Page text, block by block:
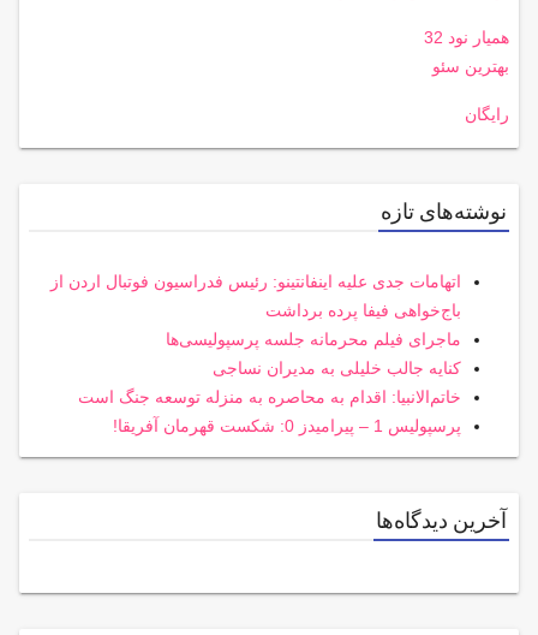
همیار نود 32
بهترین سئو
رایگان
نوشته‌های تازه
اتهامات جدی علیه اینفانتینو: رئیس فدراسیون فوتبال اردن از
باج‌خواهی فیفا پرده برداشت
ماجرای فیلم محرمانه جلسه پرسپولیسی‌ها
کنایه جالب خلیلی به مدیران نساجی
خاتم‌الانبیا: اقدام به محاصره به منزله توسعه جنگ است
پرسپولیس 1 – پیرامیدز 0: شکست قهرمان آفریقا!
آخرین دیدگاه‌ها